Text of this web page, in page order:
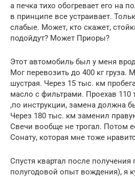
а печка тихо обогревает его на
в принципе все устраивает.
слабые. Может, кто скажет,
подойдут? Может Приоры?
Этот автомобиль был у меня
Мог перевозить до 400 кг груза.
шустрая. Через 15 тыс. км
масло с фильтрами. Проехав 110
,по инструкции, замена должна
Через 180 тыс. км заменил
Свечи вообще не трогал. Потом
Сонату, которая мне тоже
Спустя квартал после получения
полугодовой опыт вождения), я